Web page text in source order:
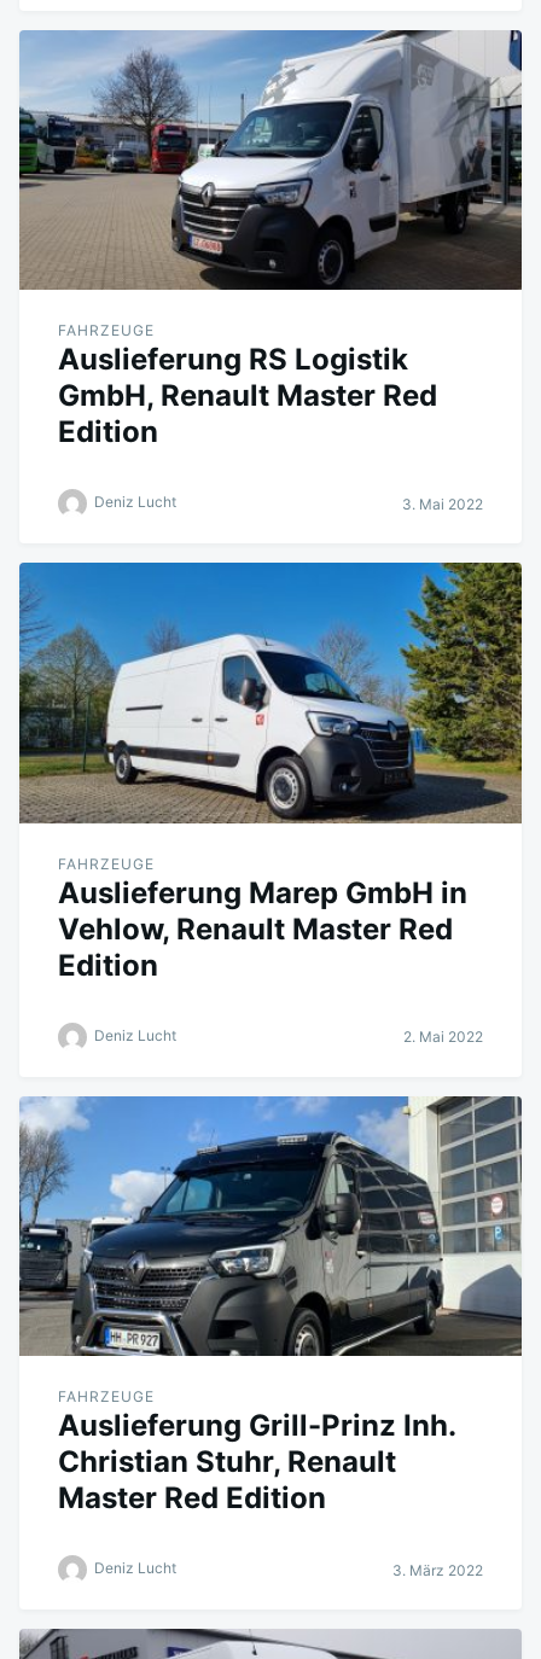
FAHRZEUGE
Auslieferung RS Logistik
GmbH, Renault Master Red
Edition
Deniz Lucht 3. Mai 2022
FAHRZEUGE
Auslieferung Marep GmbH in
Vehlow, Renault Master Red
Edition
Deniz Lucht 2. Mai 2022
FAHRZEUGE
Auslieferung Grill-Prinz Inh.
Christian Stuhr, Renault
Master Red Edition
Deniz Lucht 3. März 2022